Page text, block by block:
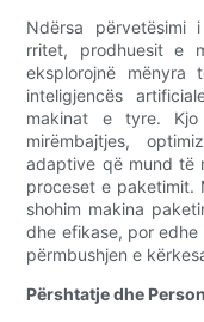
Ndërsa përvetësimi
rritet, prodhuesit e
eksplorojnë
inteligjencës
makinat e tyre. Kjo
mirëmbajtjes,
adaptive që mund të
proceset e paketimit.
shohim makina
dhe efikase, por
përmbushjen e
Përshtatje dhe